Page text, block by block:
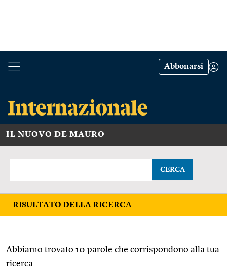
Abbonarsi
IL NUOVO DE MAURO
CERCA
RISULTATO DELLA RICERCA
Abbiamo trovato 10 parole che corrispondono alla tua
ricerca.